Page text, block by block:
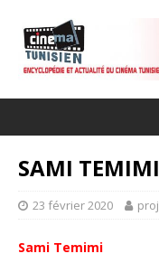
SAMI TEMIMI
23 février 2020
Sami Temimi